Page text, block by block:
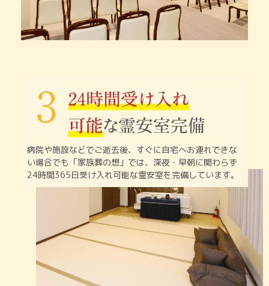
病院や施設などでご逝去後、すぐに自宅へお連れできな
い場合でも「家族葬の想」では、深夜・早朝に関わらず
24時間365日受け入れ可能な霊安室を完備しています。